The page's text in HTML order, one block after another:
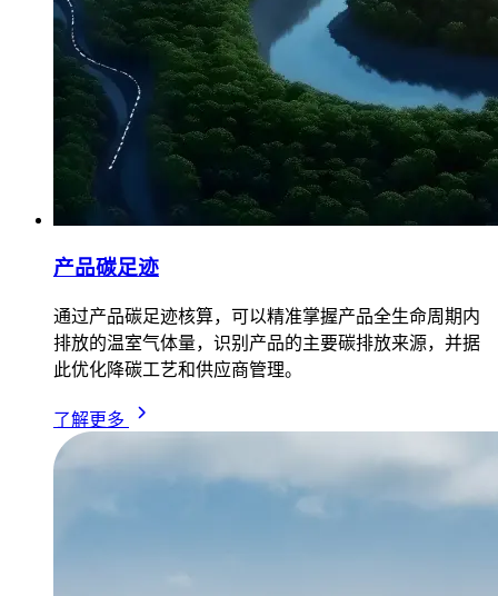
产品碳足迹
通过产品碳足迹核算，可以精准掌握产品全生命周期内
排放的温室气体量，识别产品的主要碳排放来源，并据
此优化降碳工艺和供应商管理。
了解更多